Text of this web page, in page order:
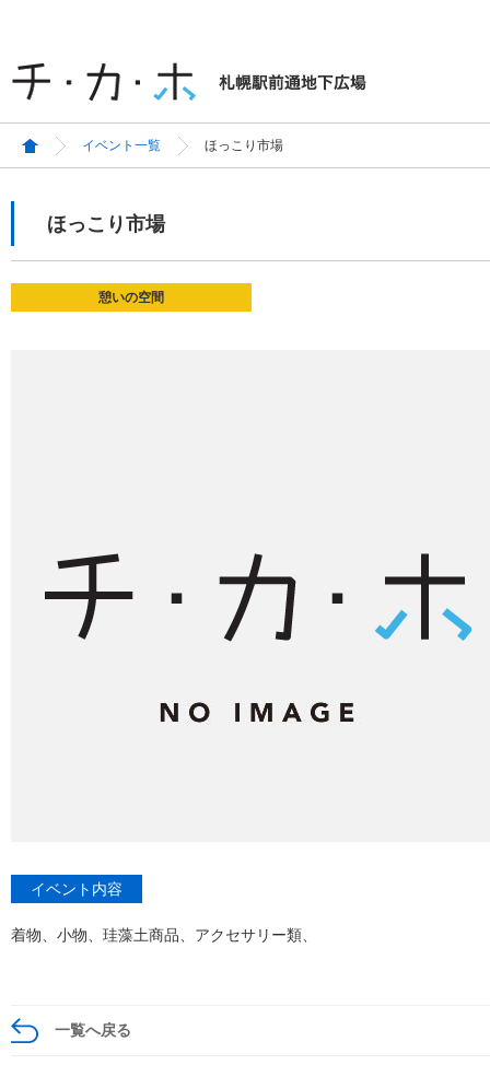
イベント一覧 ほっこり市場
ほっこり市場
憩いの空間
イベント内容
着物、小物、珪藻土商品、アクセサリー類、
一覧へ戻る